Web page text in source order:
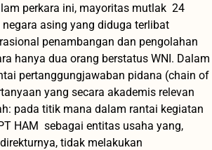
perkara ini, mayoritas mutlak 24
asing yang diduga terlibat
penambangan dan pengolahan
hanya dua orang berstatus WNI. Dalam
pertanggungjawaban pidana (chain of
yang secara akademis relevan
pada titik mana dalam rantai kegiatan
HAM sebagai entitas usaha yang,
tidak melakukan